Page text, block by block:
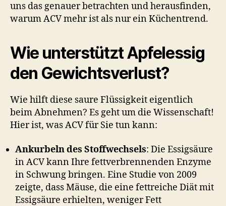
uns das genauer betrachten und herausfinden,
warum ACV mehr ist als nur ein Küchentrend.
Wie unterstützt Apfelessig
den Gewichtsverlust?
Wie hilft diese saure Flüssigkeit eigentlich
beim Abnehmen? Es geht um die Wissenschaft!
Hier ist, was ACV für Sie tun kann:
Ankurbeln des Stoffwechsels: Die Essigsäure
in ACV kann Ihre fettverbrennenden Enzyme
in Schwung bringen. Eine Studie von 2009
zeigte, dass Mäuse, die eine fettreiche Diät mit
Essigsäure erhielten, weniger Fett